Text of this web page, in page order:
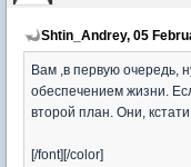
Shtin_Andrey, 05
Вам ,в первую очередь,
обеспечением жизни.
второй план. Они,
[/font][/color]